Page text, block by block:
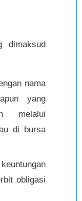
dimaksud
nama
yang
melalui
di bursa
obligasi